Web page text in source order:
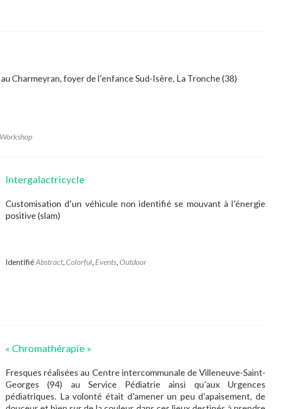
Charmeyran, foyer de l’enfance Sud-Isère, La Tronche (38)
Workshop
Intergalactricycle
Customisation d’un véhicule non identifié se mouvant à l’énergie
positive (slam)
IdentifiéAbstract, Colorful, Events, Outdoor
« Chromathérapie »
Fresques réalisées au Centre intercommunale de Villeneuve-Saint-
Georges (94) au Service Pédiatrie ainsi qu’aux Urgences
pédiatriques. La volonté était d’amener un peu d’apaisement, de